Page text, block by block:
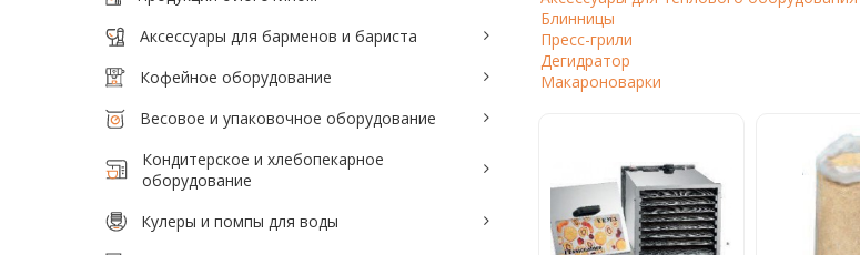
Кофейное оборудование
Весовое и упаковочное оборудование
Кондитерское и хлебопекарное
оборудование
Кулеры и помпы для воды
Кофе в капсулах
Кофе в дрип пакетах
Кофе для вендинга
Кофе сублимированный
Блинницы
Пресс-грили
Дегидратор
Макароноварки
Аксессуары для барменов и бариста
Кофейное оборудование
Весовое и упаковочное оборудование
Кондитерское и хлебопекарное
оборудование
Кулеры и помпы для воды